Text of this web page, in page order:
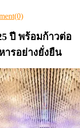
ปี พร้อมก้าวต่อ
ารอย่างยั่งยืน